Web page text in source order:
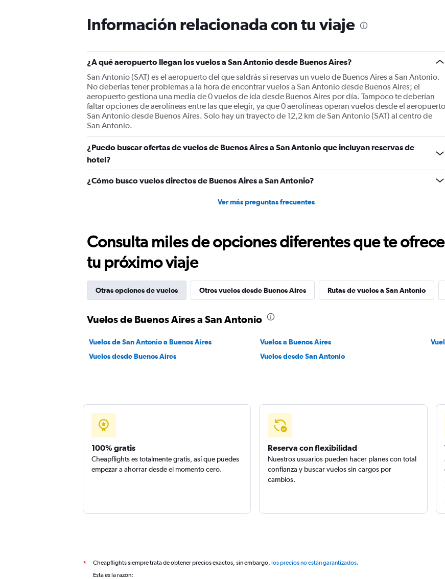
Información relacionada con tu viaje
¿A qué aeropuerto llegan los vuelos a San Antonio desde Buenos Aires?
San Antonio (SAT) es el aeropuerto del que saldrás si reservas un vuelo de Buenos Aires a San Antonio.
No deberías tener problemas a la hora de encontrar vuelos a San Antonio desde Buenos Aires; el
aeropuerto gestiona una media de 0 vuelos de ida desde Buenos Aires por día. Tampoco te deberían
faltar opciones de aerolíneas entre las que elegir, ya que 0 aerolíneas operan vuelos desde el aeropuerto
San Antonio desde Buenos Aires. Solo hay un trayecto de 12,2 km de San Antonio (SAT) al centro de
San Antonio.
¿Puedo buscar ofertas de vuelos de Buenos Aires a San Antonio que incluyan reservas de
hotel?
¿Cómo busco vuelos directos de Buenos Aires a San Antonio?
Ver más preguntas frecuentes
Consulta miles de opciones diferentes que te
tu próximo viaje
Otras opciones de vuelos Otros vuelos desde Buenos Aires Rutas de vuelos a San Antonio
Vuelos de Buenos Aires a San Antonio
Vuelos de San Antonio a Buenos Aires Vuelos a Buenos Aires
Vuelos desde Buenos Aires
Vuelos desde San Antonio
100% gratis
Cheapflights es totalmente gratis, así que puedes
empezar a ahorrar desde el momento cero.
Reserva con flexibilidad
Nuestros usuarios pueden hacer planes con total
confianza y buscar vuelos sin cargos por
cambios.
* Cheapflights siempre trata de obtener precios exactos, sin embargo, los precios no están garantizados.
Esta es la razón: